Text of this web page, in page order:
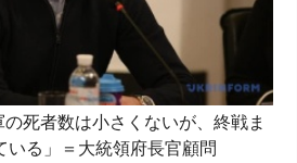
の死者数は小さくないが、終戦ま
いる」＝大統領府長官顧問